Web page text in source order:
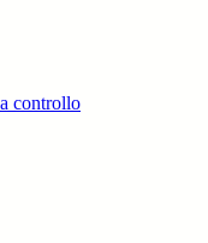
controllo